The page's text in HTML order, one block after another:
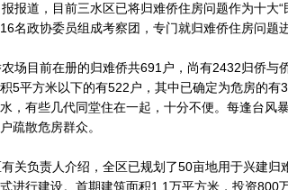
报道，目前三水区已将归难侨住房问题作为十大“
名政协委员组成考察团，专门就归难侨住房问题
场目前在册的归难侨共691户，尚有2432归侨与
5平方米以下的有522户，其中已确定为危房的
，有些几代同堂住在一起，十分不便。每逢台风
疏散危房群众。
关负责人介绍，全区已规划了50亩地用于兴建归
进行建设。首期建筑面积1.1万平方米，投资800